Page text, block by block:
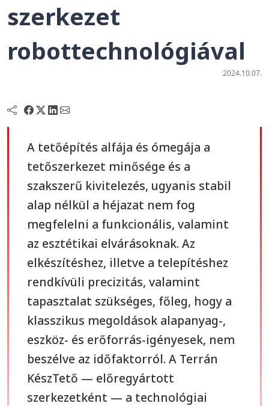
szerkezet
robottechnológiával
2024.10.07.
A tetőépítés alfája és ómegája a
tetőszerkezet minősége és a
szakszerű kivitelezés, ugyanis stabil
alap nélkül a héjazat nem fog
megfelelni a funkcionális, valamint
az esztétikai elvárásoknak. Az
elkészítéshez, illetve a telepítéshez
rendkívüli precizitás, valamint
tapasztalat szükséges, főleg, hogy a
klasszikus megoldások alapanyag-,
eszköz- és erőforrás-igényesek, nem
beszélve az időfaktorról. A Terrán
KészTető — előregyártott
szerkezetként — a technológiai